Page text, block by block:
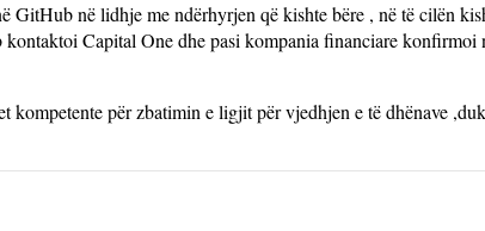
GitHub në lidhje me ndërhyrjen që kishte bëre , në të cilën
Capital One dhe pasi kompania financiare
kompetente për zbatimin e ligjit për vjedhjen e të dhënave